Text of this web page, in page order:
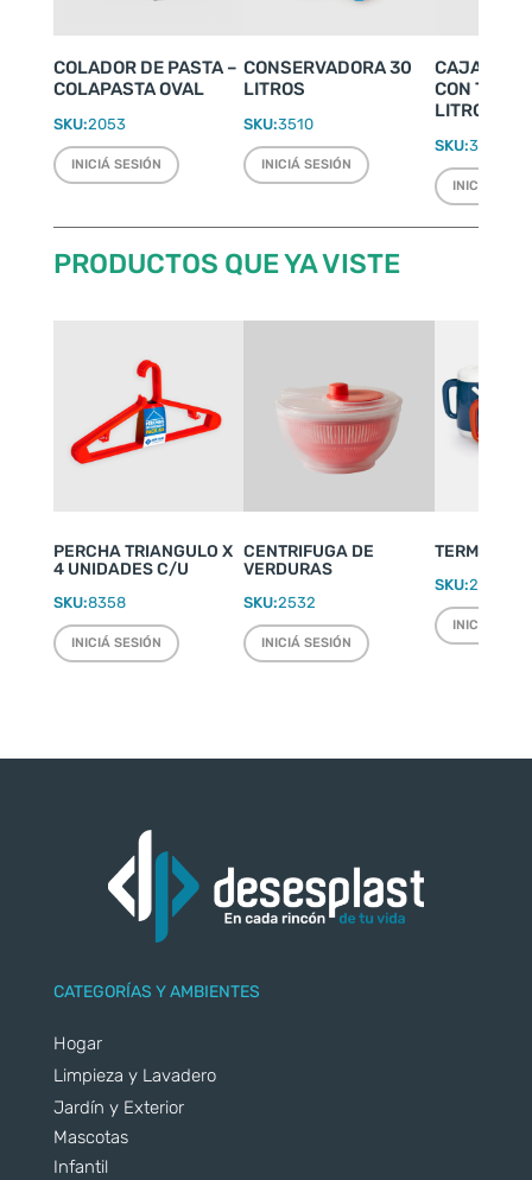
COLADOR DE PASTA –
COLAPASTA OVAL
SKU:2053
INICIÁ SESIÓN
CONSERVADORA 30
LITROS
SKU:3510
INICIÁ SESIÓN
CAJA
CON
LITROS
SKU:3380
INICIÁ
PRODUCTOS QUE YA VISTE
PERCHA TRIANGULO X
4 UNIDADES C/U
SKU:8358
INICIÁ SESIÓN
CENTRIFUGA DE
VERDURAS
SKU:2532
INICIÁ SESIÓN
TERMO
SKU:2220
INICIÁ
CATEGORÍAS Y AMBIENTES
Hogar
Limpieza y Lavadero
Jardín y Exterior
Mascotas
Infantil